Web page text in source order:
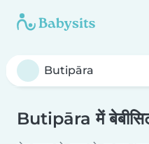
Butipāra में